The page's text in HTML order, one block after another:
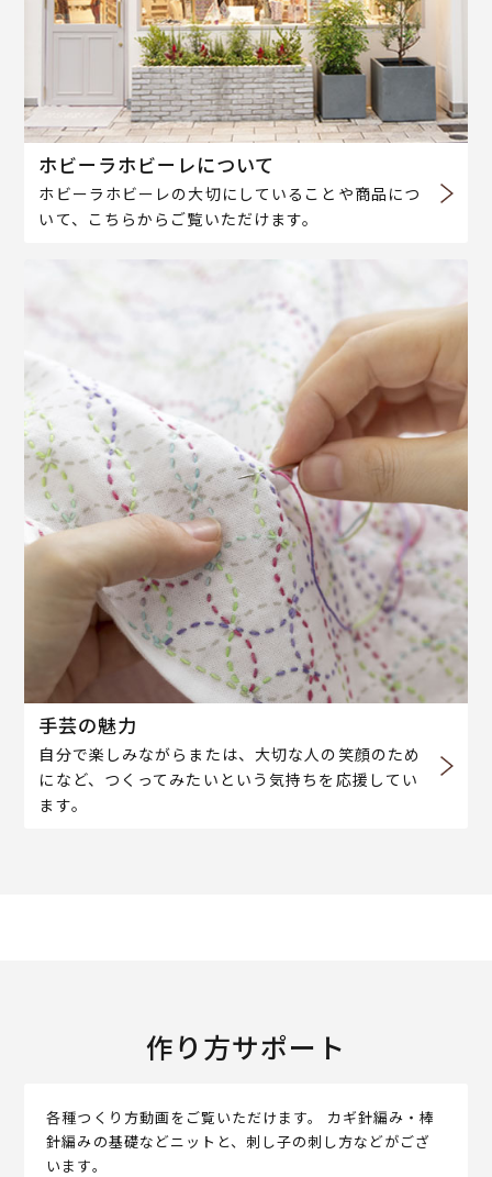
ホビーラホビーレについて
ホビーラホビーレの大切にしていることや商品につ
いて、こちらからご覧いただけます。
手芸の魅力
自分で楽しみながらまたは、大切な人の笑顔のため
になど、つくってみたいという気持ちを応援してい
ます。
作り方サポート
各種つくり方動画をご覧いただけます。 カギ針編み・棒
針編みの基礎などニットと、刺し子の刺し方などがござ
います。